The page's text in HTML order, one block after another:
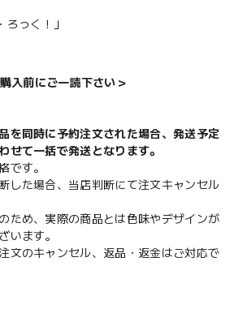
っく！」
入前にご一読下さい＞
を同時に予約注文された場合、発送予定
せて一括で発送となります。
です。
した場合、当店判断にて注文キャンセル
ため、実際の商品とは色味やデザインが
います。
文のキャンセル、返品・返金はご対応で